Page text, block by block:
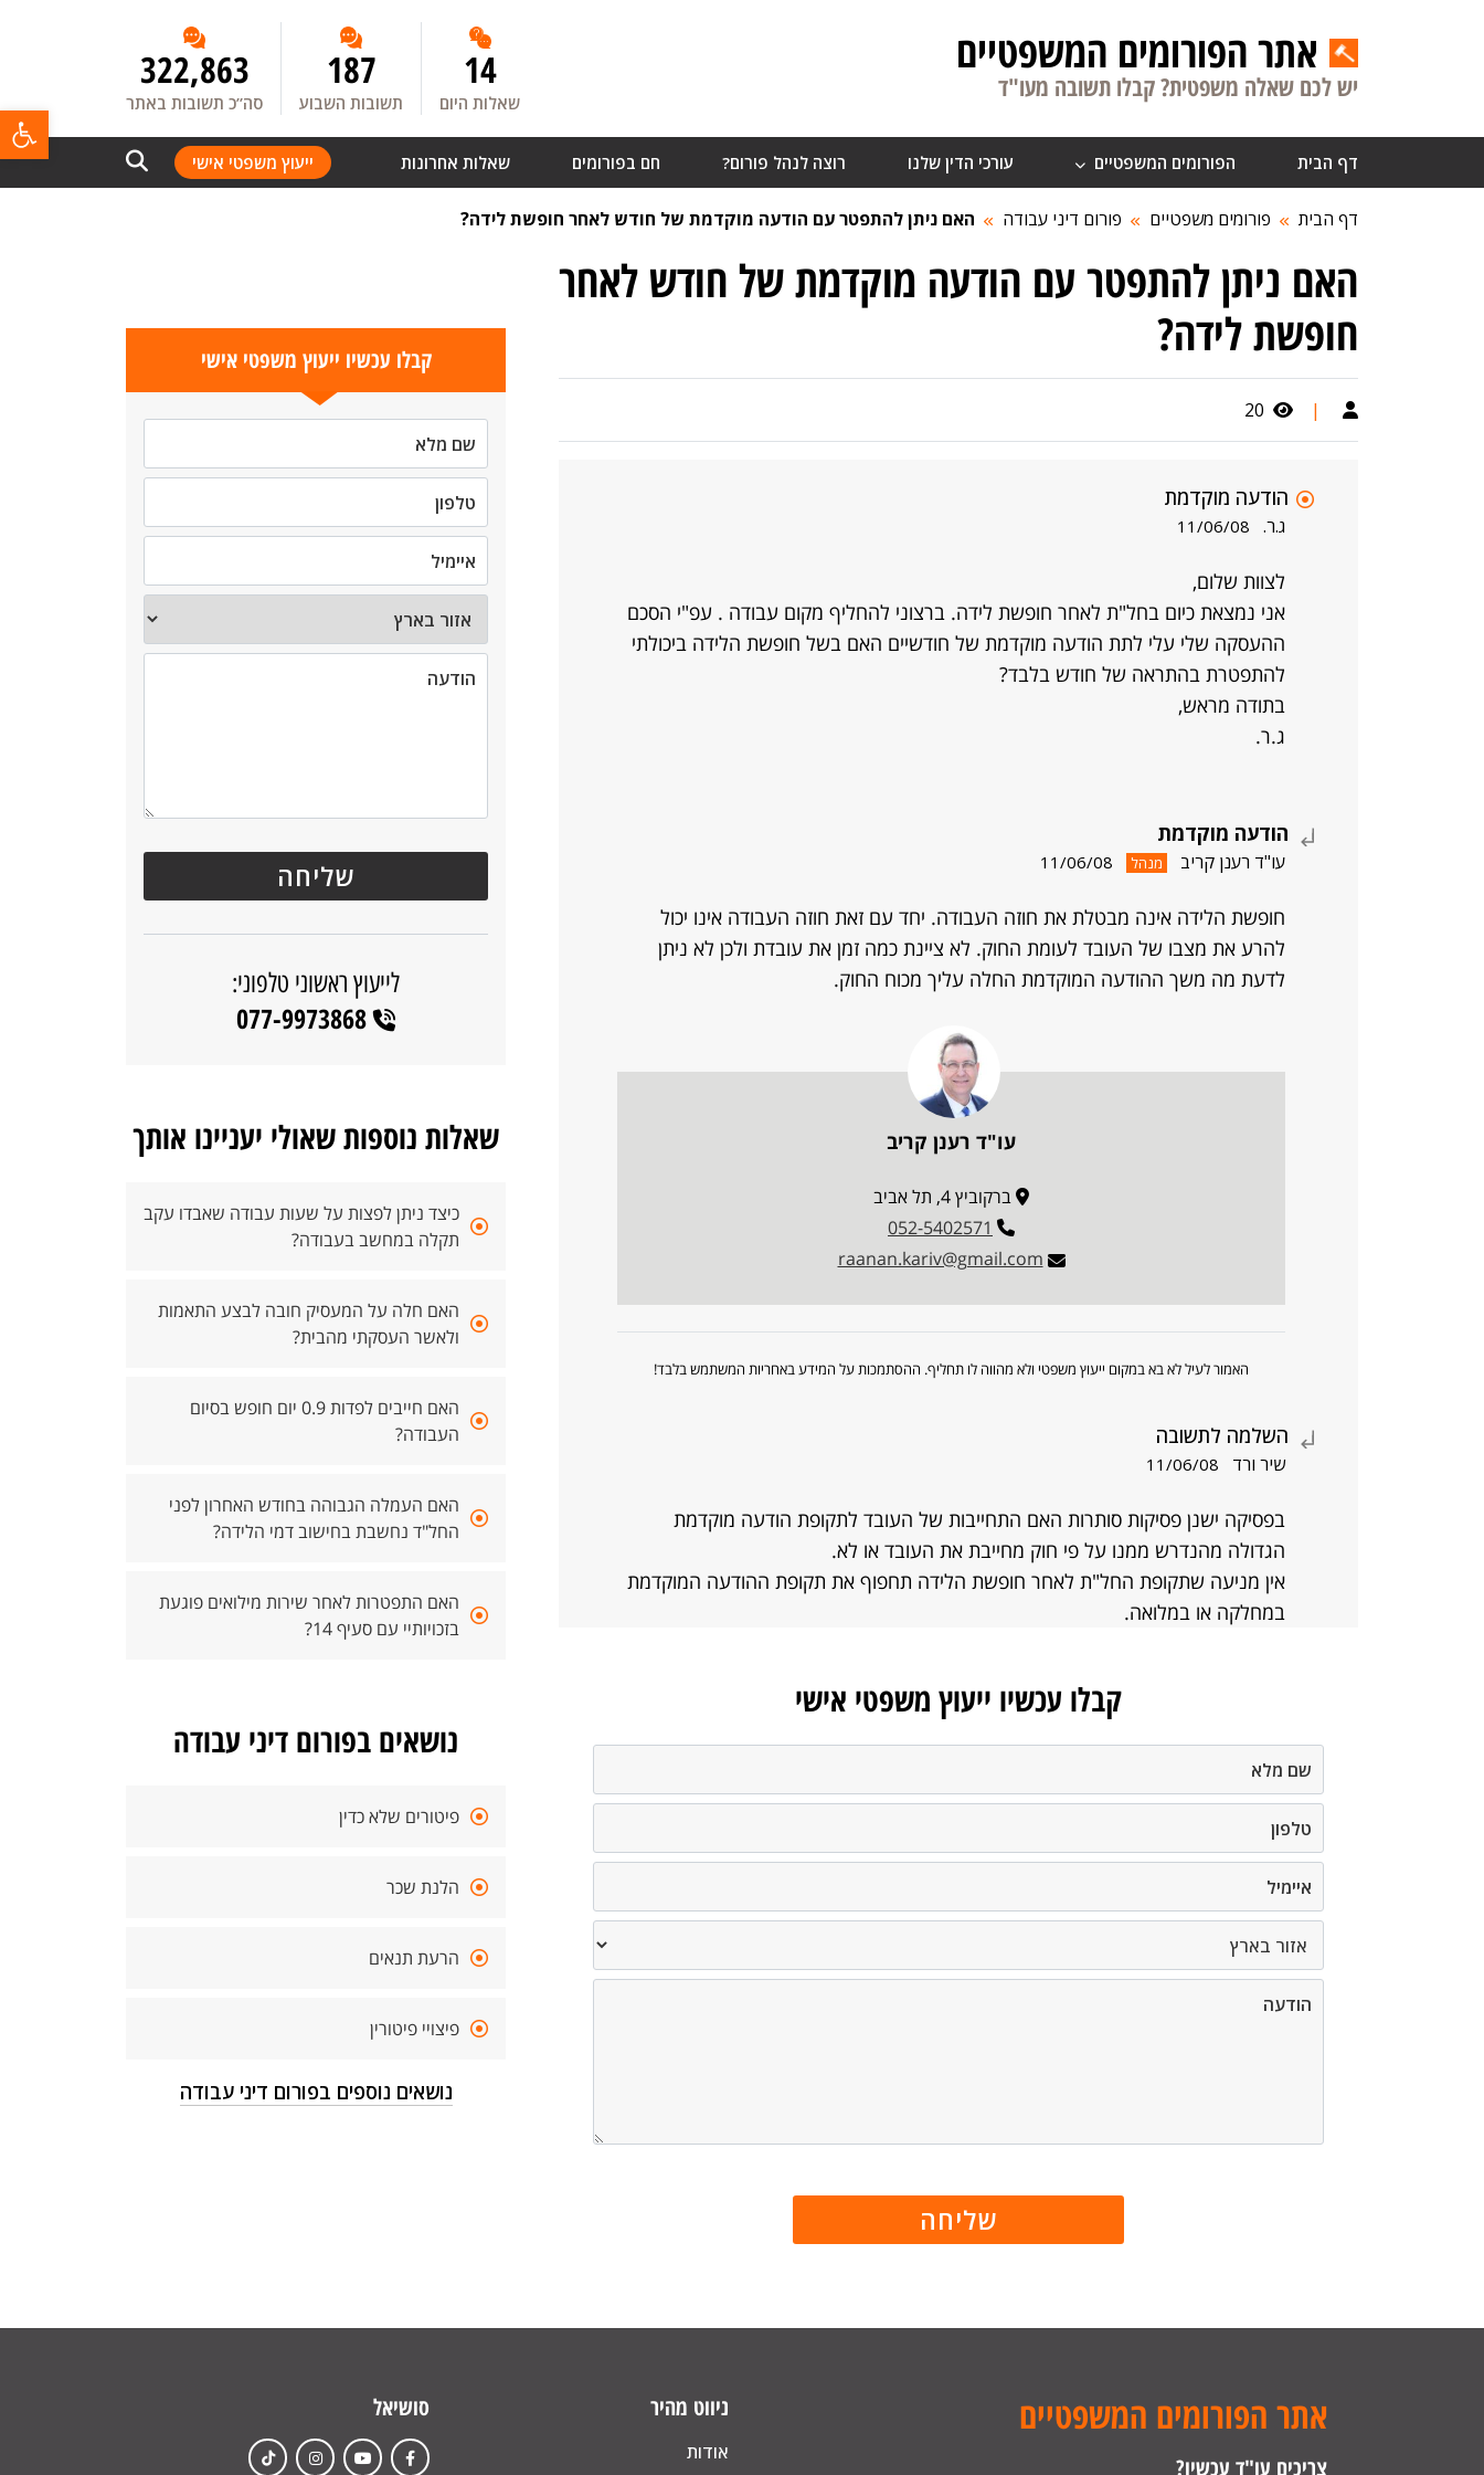
אתר הפורומים המשפטיים
יש לכם שאלה משפטית? קבלו תשובה מעו"ד 14
שאלות היום
187
תשובות השבוע
322,863
סה”כ תשובות באתר
דף הבית הפורומים המשפטיים עורכי הדין שלנו רוצה לנהל פורום? חם בפורומים שאלות אחרונות ייעוץ משפטי אישי
דף הבית פורומים משפטיים פורום דיני עבודה האם ניתן להתפטר עם הודעה מוקדמת של חודש לאחר חופשת לידה?
האם ניתן להתפטר עם הודעה מוקדמת של חודש לאחר
חופשת לידה?
|
20
הודעה מוקדמת
ג.ר. 11/06/08
לצוות שלום,
אני נמצאת כיום בחל"ת לאחר חופשת לידה. ברצוני להחליף מקום עבודה . עפ"י הסכם
ההעסקה שלי עלי לתת הודעה מוקדמת של חודשיים האם בשל חופשת הלידה ביכולתי
להתפטרת בהתראה של חודש בלבד?
בתודה מראש,
ג.ר.
הודעה מוקדמת
עו"ד רענן קריב מנהל 11/06/08
חופשת הלידה אינה מבטלת את חוזה העבודה. יחד עם זאת חוזה העבודה אינו יכול
להרע את מצבו של העובד לעומת החוק. לא ציינת כמה זמן את עובדת ולכן לא ניתן
לדעת מה משך ההודעה המוקדמת החלה עליך מכוח החוק.
עו"ד רענן קריב
ברקוביץ 4, תל אביב
052-5402571
raanan.kariv@gmail.com
האמור לעיל לא בא במקום ייעוץ משפטי ולא מהווה לו תחליף. ההסתמכות על המידע באחריות המשתמש בלבד!
השלמה לתשובה
שיר ורד 11/06/08
בפסיקה ישנן פסיקות סותרות האם התחייבות של העובד לתקופת הודעה מוקדמת
הגדולה מהנדרש ממנו על פי חוק מחייבת את העובד או לא.
אין מניעה שתקופת החל"ת לאחר חופשת הלידה תחפוף את תקופת ההודעה המוקדמת
במחלקה או במלואה.
קבלו עכשיו ייעוץ משפטי אישי
קבלו עכשיו ייעוץ משפטי אישי
לייעוץ ראשוני טלפוני:
077-9973868
שאלות נוספות שאולי יעניינו אותך
כיצד ניתן לפצות על שעות עבודה שאבדו עקב
תקלה במחשב בעבודה?
האם חלה על המעסיק חובה לבצע התאמות
ולאשר העסקתי מהבית?
האם חייבים לפדות 0.9 יום חופש בסיום
העבודה?
האם העמלה הגבוהה בחודש האחרון לפני
החל"ד נחשבת בחישוב דמי הלידה?
האם התפטרות לאחר שירות מילואים פוגעת
בזכויותיי עם סעיף 14?
נושאים בפורום דיני עבודה
פיטורים שלא כדין
הלנת שכר
הרעת תנאים
פיצויי פיטורין
נושאים נוספים בפורום דיני עבודה
אתר הפורומים המשפטיים
צריכים עו"ד עכשיו?
ניווט מהיר
אודות
סושיאל